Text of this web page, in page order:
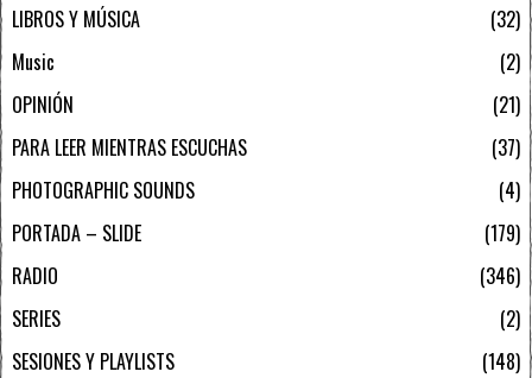
LIBROS Y MÚSICA
32
Music
2
OPINIÓN
21
PARA LEER MIENTRAS ESCUCHAS
37
PHOTOGRAPHIC SOUNDS
4
PORTADA – SLIDE
179
RADIO
346
SERIES
2
SESIONES Y PLAYLISTS
148